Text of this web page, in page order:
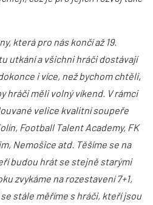
která pro nás končí až 19.
utkání a všichni hráči dostávají
i více, než bychom chtěli,
hráči měli volný víkend. V rámci
velice kvalitní soupeře
Football Talent Academy, FK
Nemošice atd. Těšíme se na
budou hrát se stejně starými
zvykáme na rozestavení 7+1,
stále měříme s hráči, kteří jsou